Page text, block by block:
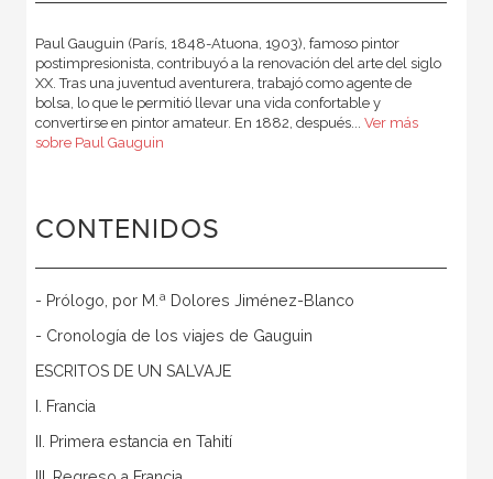
Paul Gauguin (París, 1848-Atuona, 1903), famoso pintor
postimpresionista, contribuyó a la renovación del arte del siglo
XX. Tras una juventud aventurera, trabajó como agente de
bolsa, lo que le permitió llevar una vida confortable y
convertirse en pintor amateur. En 1882, después... Ver más
sobre Paul Gauguin
CONTENIDOS
- Prólogo, por M.ª Dolores Jiménez-Blanco
- Cronología de los viajes de Gauguin
ESCRITOS DE UN SALVAJE
I. Francia
II. Primera estancia en Tahití